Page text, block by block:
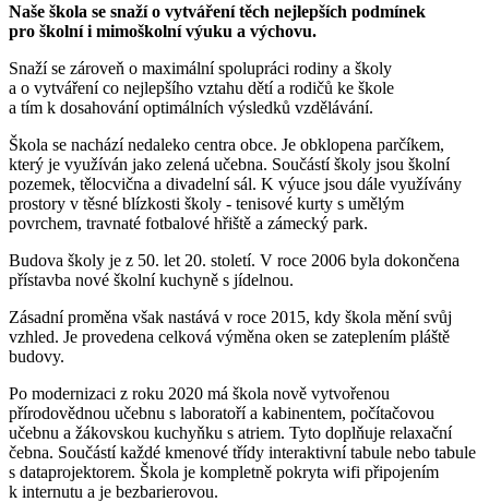
Naše škola se snaží o vytváření těch nejlepších podmínek
pro školní i mimoškolní výuku a výchovu.
Snaží se zároveň o maximální spolupráci rodiny a školy
a o vytváření co nejlepšího vztahu dětí a rodičů ke škole
a tím k dosahování optimálních výsledků vzdělávání.
Škola se nachází nedaleko centra obce. Je obklopena parčíkem,
který je využíván jako zelená učebna. Součástí školy jsou školní
pozemek, tělocvična a divadelní sál. K výuce jsou dále využívány
prostory v těsné blízkosti školy - tenisové kurty s umělým
povrchem, travnaté fotbalové hřiště a zámecký park.
Budova školy je z 50. let 20. století. V roce 2006 byla dokončena
přístavba nové školní kuchyně s jídelnou.
Zásadní proměna však nastává v roce 2015, kdy škola mění svůj
vzhled. Je provedena celková výměna oken se zateplením pláště
budovy.
Po modernizaci z roku 2020 má škola nově vytvořenou
přírodovědnou učebnu s laboratoří a kabinentem, počítačovou
učebnu a žákovskou kuchyňku s atriem. Tyto doplňuje relaxační
čebna. Součástí každé kmenové třídy interaktivní tabule nebo tabule
s dataprojektorem. Škola je kompletně pokryta wifi připojením
k internutu a je bezbarierovou.